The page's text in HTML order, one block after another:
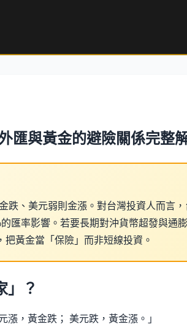
匯與黃金的避險關係完整
、美元弱則金漲。對台灣投資人而言
匯率影響。若要長期對沖貨幣超發與通
黃金當「保險」而非短線投資。
」？
，黃金跌； 美元跌，黃金漲。」